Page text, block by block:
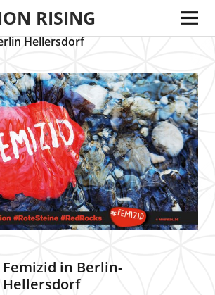
RISING
Hellersdorf
Femizid in Berlin-
Hellersdorf